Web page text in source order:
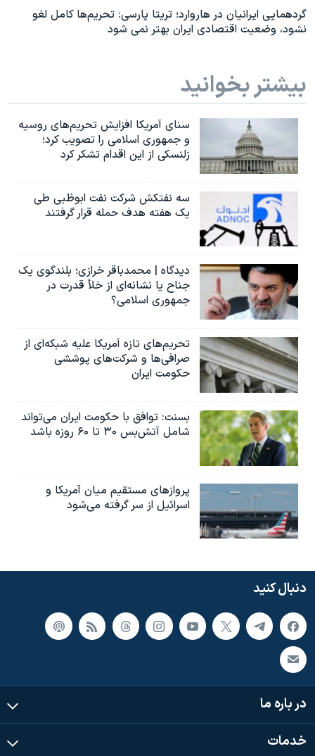
گردهمایی ایرانیان در هاروارد؛ تریتا پارسی: تحریم‌ها کامل لغو
نشود، وضعیت اقتصادی ایران بهتر نمی شود
بیشتر بخوانید
سنای آمریکا افزایش تحریم‌های روسیه
و جمهوری اسلامی را تصویب کرد؛
زلنسکی از این اقدام تشکر کرد
سه نفتکش شرکت نفت ابوظبی طی
یک هفته هدف حمله قرار گرفتند
دیدگاه | محمدباقر خرازی؛ بلندگوی یک
جناح یا نشانه‌ای از خلأ قدرت در
جمهوری اسلامی؟
تحریم‌های تازه آمریکا علیه شبکه‌ای از
صرافی‌ها و شرکت‌های پوششی
حکومت ایران
بسنت: توافق با حکومت ایران می‌تواند
شامل آتش‌بس ۳۰ تا ۶۰ روزه باشد
پروازهای مستقیم میان آمریکا و
اسرائیل از سر گرفته می‌شود
دنبال کنید
در باره ما
خدمات